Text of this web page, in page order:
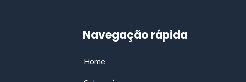
Navegação rápida
Home